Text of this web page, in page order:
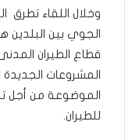
وخلال اللقاء تطرق
الجوي بين البلدين
قطاع الطيران
المشروعات
الموضوعة من أجل
للطيران.